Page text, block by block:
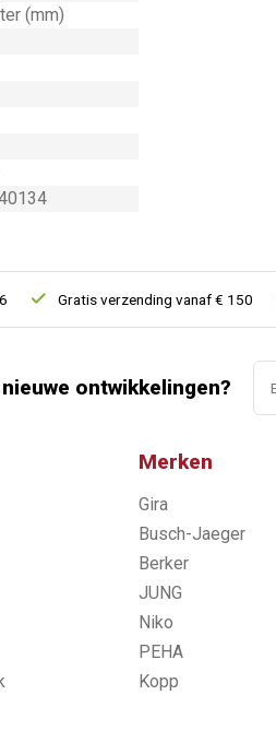
(mm)
Gratis verzending vanaf € 150
ontwikkelingen?
Merken
Gira
Busch-Jaeger
Berker
JUNG
Niko
PEHA
Kopp